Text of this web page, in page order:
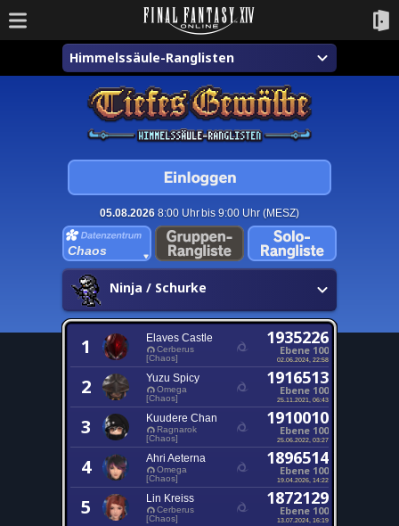
Himmelssäule-Ranglisten
05.08.20268:00 Uhr bis 9:00 Uhr (MESZ)
Chaos
Ninja / Schurke
1 Elaves Castle
Cerberus
[Chaos]
1935226
Ebene 100
02.06.2024, 22:58
2 Yuzu Spicy
Omega
[Chaos]
1916513
Ebene 100
25.11.2021, 06:43
3 Kuudere Chan
Ragnarok
[Chaos]
1910010
Ebene 100
25.06.2022, 03:27
4 Ahri Aeterna
Omega
[Chaos]
1896514
Ebene 100
19.04.2026, 14:22
5 Lin Kreiss
Cerberus
[Chaos]
1872129
Ebene 100
13.07.2024, 16:19